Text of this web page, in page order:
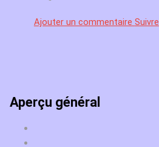
Ajouter un commentaire Suivre
Aperçu général